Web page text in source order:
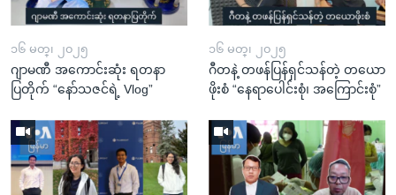
၁၆ မတ္၊ ၂၀၂၅
ဂျာမဏီ အကောင်းဆုံး ရတနာ
ပြတိုက် “နော်သဇင်ရဲ့ Vlog”
၁၆ မတ္၊ ၂၀၂၅
ဂီတနဲ့ တဖန်ပြန်ရှင်သန်တဲ့ တယော
ဖိုးစံ “နေရာပေါင်းစုံ၊ အကြောင်းစုံ”